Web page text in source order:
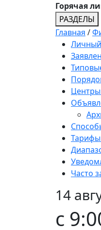
Горячая
РАЗДЕЛЫ
Главная /
Тарифы
Часто
14
с